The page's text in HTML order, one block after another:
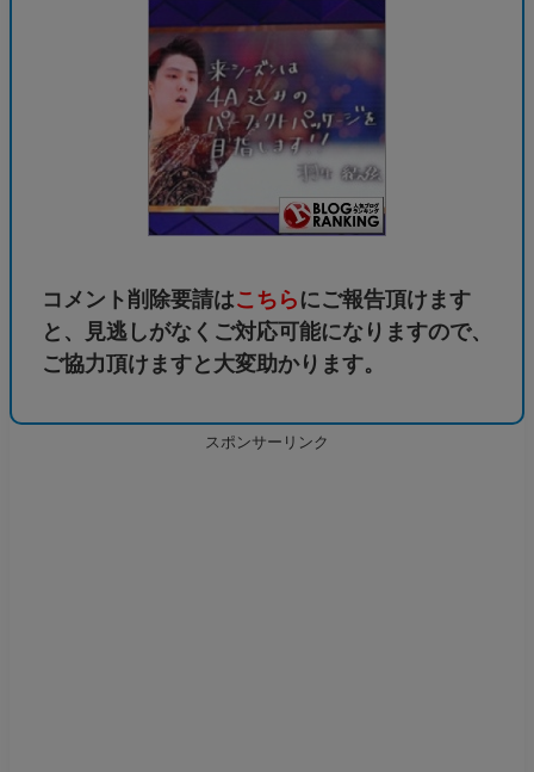
コメント削除要請はこちら にご報告頂けます
と、見逃しがなくご対応可能になりますので、
ご協力頂けますと大変助かります。
スポンサーリンク